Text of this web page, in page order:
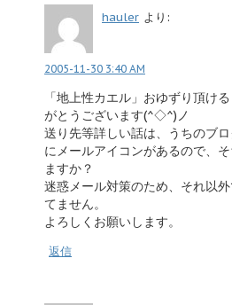
hauler より:
2005-11-30 3:40 AM
「地上性カエル」おゆずり頂け
がとうございます(^◇^)ノ
送り先等詳しい話は、うちのブ
にメールアイコンがあるので、
ますか？
迷惑メール対策のため、それ以
てません。
よろしくお願いします。
返信